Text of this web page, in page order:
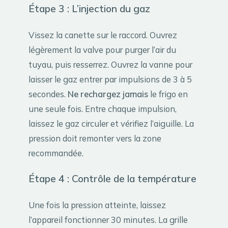
Étape 3 : L’injection du gaz
Vissez la canette sur le raccord. Ouvrez
légèrement la valve pour purger l’air du
tuyau, puis resserrez. Ouvrez la vanne pour
laisser le gaz entrer par impulsions de 3 à 5
secondes. Ne rechargez jamais le frigo en
une seule fois. Entre chaque impulsion,
laissez le gaz circuler et vérifiez l’aiguille. La
pression doit remonter vers la zone
recommandée.
Étape 4 : Contrôle de la température
Une fois la pression atteinte, laissez
l’appareil fonctionner 30 minutes. La grille